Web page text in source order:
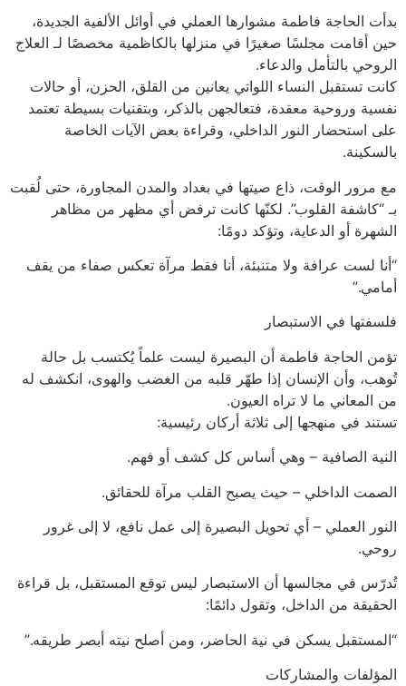
بدأت الحاجة فاطمة مشوارها العملي في أوائل الألفية الجديدة،
حين أقامت مجلسًا صغيرًا في منزلها بالكاظمية مخصصًا لـ العلاج
الروحي بالتأمل والدعاء.
كانت تستقبل النساء اللواتي يعانين من القلق، الحزن، أو حالات
نفسية وروحية معقدة، فتعالجهن بالذكر، وبتقنيات بسيطة تعتمد
على استحضار النور الداخلي، وقراءة بعض الآيات الخاصة
بالسكينة.
مع مرور الوقت، ذاع صيتها في بغداد والمدن المجاورة، حتى لُقبت
بـ “كاشفة القلوب”. لكنّها كانت ترفض أي مظهر من مظاهر
الشهرة أو الدعاية، وتؤكد دومًا:
“أنا لست عرافة ولا متنبئة، أنا فقط مرآة تعكس صفاء من يقف
أمامي.”
فلسفتها في الاستبصار
تؤمن الحاجة فاطمة أن البصيرة ليست علماً يُكتسب بل حالة
تُوهب، وأن الإنسان إذا طهّر قلبه من الغضب والهوى، انكشف له
من المعاني ما لا تراه العيون.
تستند في منهجها إلى ثلاثة أركان رئيسية:
النية الصافية – وهي أساس كل كشف أو فهم.
الصمت الداخلي – حيث يصبح القلب مرآة للحقائق.
النور العملي – أي تحويل البصيرة إلى عمل نافع، لا إلى غرور
روحي.
تُدرّس في مجالسها أن الاستبصار ليس توقع المستقبل، بل قراءة
الحقيقة من الداخل، وتقول دائمًا:
“المستقبل يسكن في نية الحاضر، ومن أصلح نيته أبصر طريقه.”
المؤلفات والمشاركات